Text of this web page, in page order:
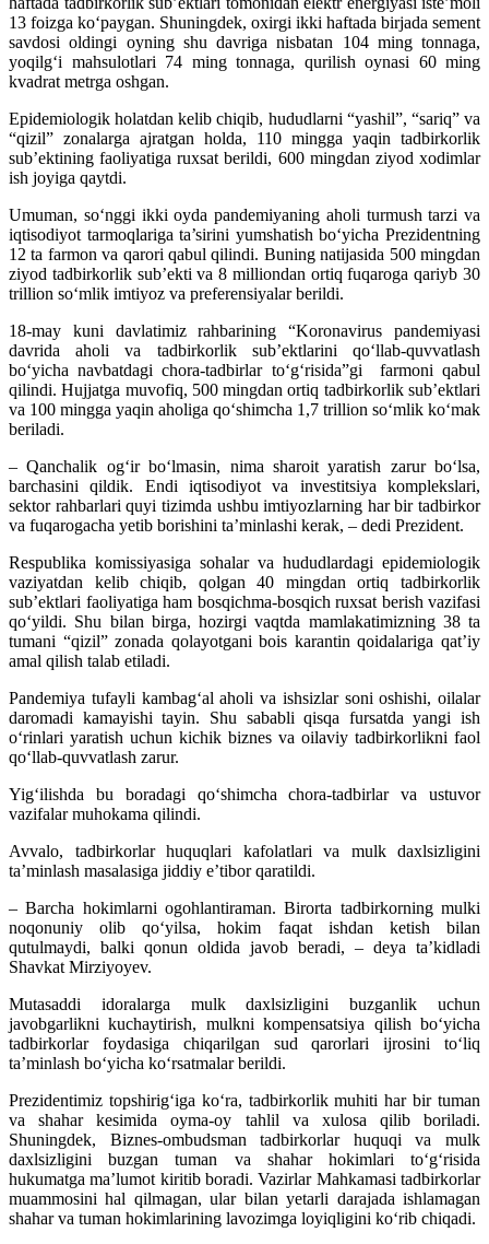
13 foizga ko‘paygan. Shuningdek, oxirgi ikki haftada birjada sement
savdosi oldingi oyning shu davriga nisbatan 104 ming tonnaga,
yoqilg‘i mahsulotlari 74 ming tonnaga, qurilish oynasi 60 ming
kvadrat metrga oshgan.
Epidemiologik holatdan kelib chiqib, hududlarni “yashil”, “sariq” va
“qizil” zonalarga ajratgan holda, 110 mingga yaqin tadbirkorlik
sub’ektining faoliyatiga ruxsat berildi, 600 mingdan ziyod xodimlar
ish joyiga qaytdi.
Umuman, so‘nggi ikki oyda pandemiyaning aholi turmush tarzi va
iqtisodiyot tarmoqlariga ta’sirini yumshatish bo‘yicha Prezidentning
12 ta farmon va qarori qabul qilindi. Buning natijasida 500 mingdan
ziyod tadbirkorlik sub’ekti va 8 milliondan ortiq fuqaroga qariyb 30
trillion so‘mlik imtiyoz va preferensiyalar berildi.
18-may kuni davlatimiz rahbarining “Koronavirus pandemiyasi
davrida aholi va tadbirkorlik sub’ektlarini qo‘llab-quvvatlash
bo‘yicha navbatdagi chora-tadbirlar to‘g‘risida”gi farmoni qabul
qilindi. Hujjatga muvofiq, 500 mingdan ortiq tadbirkorlik sub’ektlari
va 100 mingga yaqin aholiga qo‘shimcha 1,7 trillion so‘mlik ko‘mak
beriladi.
– Qanchalik og‘ir bo‘lmasin, nima sharoit yaratish zarur bo‘lsa,
barchasini qildik. Endi iqtisodiyot va investitsiya komplekslari,
sektor rahbarlari quyi tizimda ushbu imtiyozlarning har bir tadbirkor
va fuqarogacha yetib borishini ta’minlashi kerak, – dedi Prezident.
Respublika komissiyasiga sohalar va hududlardagi epidemiologik
vaziyatdan kelib chiqib, qolgan 40 mingdan ortiq tadbirkorlik
sub’ektlari faoliyatiga ham bosqichma-bosqich ruxsat berish vazifasi
qo‘yildi. Shu bilan birga, hozirgi vaqtda mamlakatimizning 38 ta
tumani “qizil” zonada qolayotgani bois karantin qoidalariga qat’iy
amal qilish talab etiladi.
Pandemiya tufayli kambag‘al aholi va ishsizlar soni oshishi, oilalar
daromadi kamayishi tayin. Shu sababli qisqa fursatda yangi ish
o‘rinlari yaratish uchun kichik biznes va oilaviy tadbirkorlikni faol
qo‘llab-quvvatlash zarur.
Yig‘ilishda bu boradagi qo‘shimcha chora-tadbirlar va ustuvor
vazifalar muhokama qilindi.
Avvalo, tadbirkorlar huquqlari kafolatlari va mulk daxlsizligini
ta’minlash masalasiga jiddiy e’tibor qaratildi.
– Barcha hokimlarni ogohlantiraman. Birorta tadbirkorning mulki
noqonuniy olib qo‘yilsa, hokim faqat ishdan ketish bilan
qutulmaydi, balki qonun oldida javob beradi, – deya ta’kidladi
Shavkat Mirziyoyev.
Mutasaddi idoralarga mulk daxlsizligini buzganlik uchun
javobgarlikni kuchaytirish, mulkni kompensatsiya qilish bo‘yicha
tadbirkorlar foydasiga chiqarilgan sud qarorlari ijrosini to‘liq
ta’minlash bo‘yicha ko‘rsatmalar berildi.
Prezidentimiz topshirig‘iga ko‘ra, tadbirkorlik muhiti har bir tuman
va shahar kesimida oyma-oy tahlil va xulosa qilib boriladi.
Shuningdek, Biznes-ombudsman tadbirkorlar huquqi va mulk
daxlsizligini buzgan tuman va shahar hokimlari to‘g‘risida
hukumatga ma’lumot kiritib boradi. Vazirlar Mahkamasi tadbirkorlar
muammosini hal qilmagan, ular bilan yetarli darajada ishlamagan
shahar va tuman hokimlarining lavozimga loyiqligini ko‘rib chiqadi.